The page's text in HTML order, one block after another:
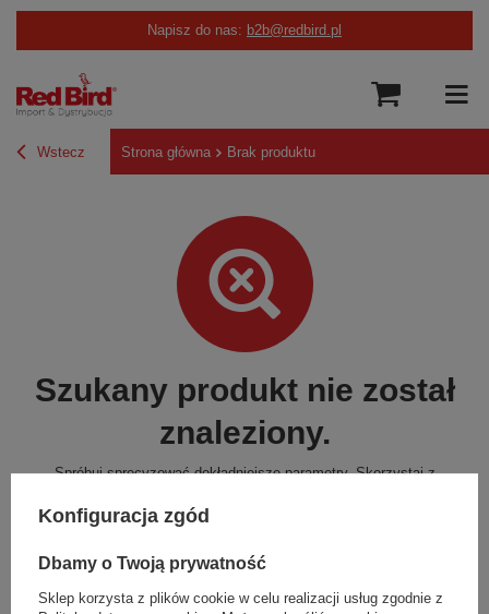
Napisz do nas: b2b@redbird.pl
Wstecz Strona główna Brak produktu
Szukany produkt nie został
znaleziony.
Spróbuj sprecyzować dokładniejsze parametry. Skorzystaj z
OFERCIE?
Konfiguracja zgód
Dbamy o Twoją prywatność
Sklep korzysta z plików cookie w celu realizacji usług zgodnie z